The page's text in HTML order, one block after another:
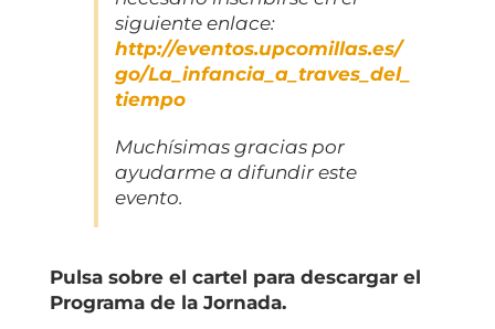
siguiente enlace:
http://eventos.upcomillas.es/
go/La_infancia_a_traves_del_
tiempo
Muchísimas gracias por
ayudarme a difundir este
evento.
Pulsa sobre el cartel para descargar el
Programa de la Jornada.